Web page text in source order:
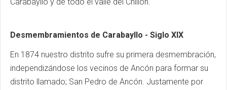
Desmembramientos de Carabayllo - Siglo XIX
En 1874 nuestro distrito sufre su primera desmembración,
independizándose los vecinos de Ancón para formar su
distrito llamado; San Pedro de Ancón. Justamente por